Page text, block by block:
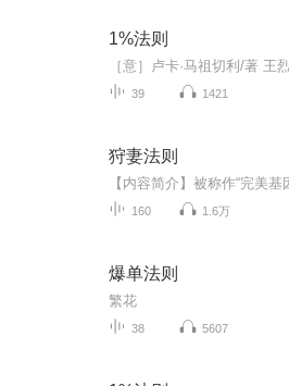
1%法则
39 1421
狩妻法则
160 1.6万
爆单法则
繁花
38 5607